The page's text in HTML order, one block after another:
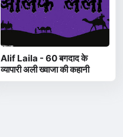
Alif Laila - 60 बगदाद के
व्यापारी अली ख्वाजा की कहानी